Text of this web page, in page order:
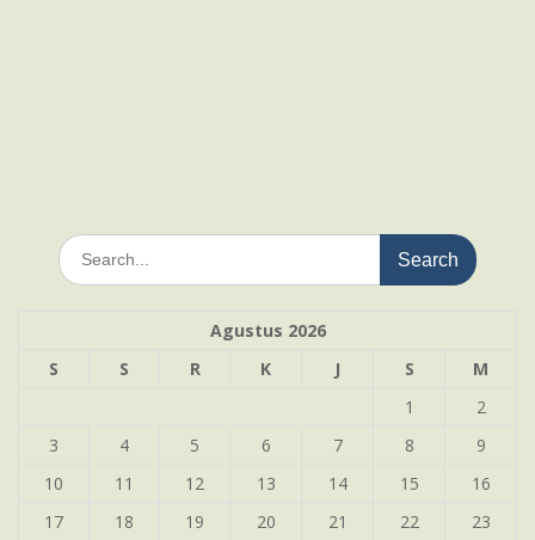
Search
for:
Agustus 2026
S
S R K J S
M
1
2
3
4 5 6 7 8
9
10
11 12 13 14 15
16
17
18 19 20 21 22
23